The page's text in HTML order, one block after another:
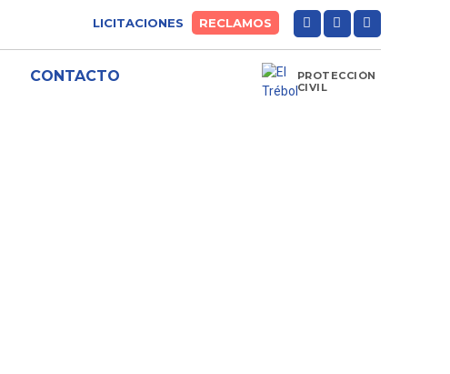
LICITACIONES RECLAMOS
CONTACTO
PROTECCIÓN
CIVIL